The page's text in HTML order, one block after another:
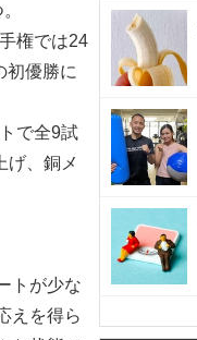
権では24
初優勝に
で全9試
げ、銅メ
トが少な
えを得ら